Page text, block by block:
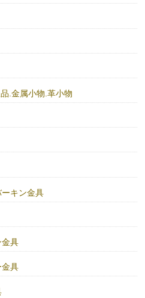
.金属小物.革小物
キン金具
金具
金具